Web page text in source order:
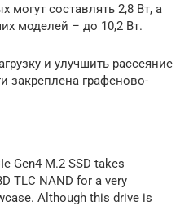
могут составлять 2,8 Вт, а
моделей – до 10,2 Вт.
и улучшить рассеяние
закреплена графеново-
Gen4 M.2 SSD takes
TLC NAND for a very
Although this drive is